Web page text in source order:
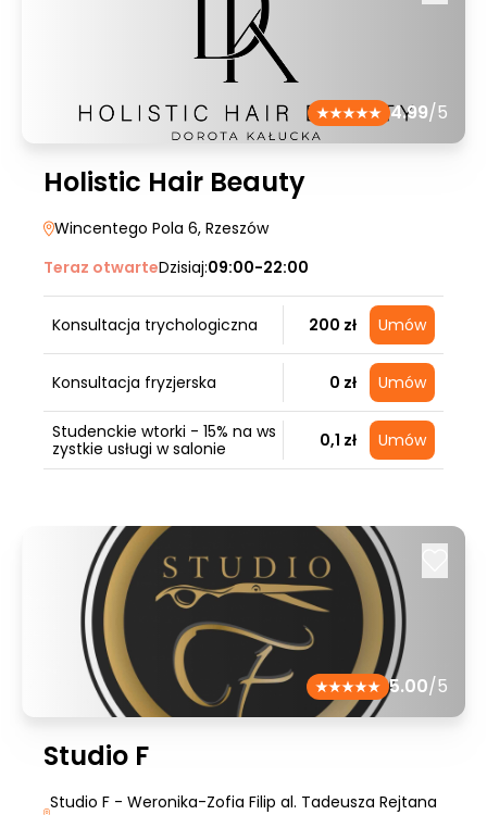
4.99/5
Holistic Hair Beauty
Wincentego Pola 6, Rzeszów
Teraz otwarteDzisiaj:09:00-22:00
Konsultacja trychologiczna 200 zł Umów
Konsultacja fryzjerska 0 zł Umów
Studenckie wtorki - 15% na ws
zystkie usługi w salonie
0,1 zł Umów
5.00/5
Studio F
Studio F - Weronika-Zofia Filip al. Tadeusza Rejtana